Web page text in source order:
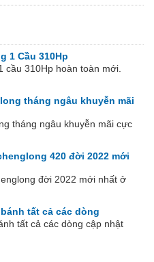
1 Cầu 310Hp
cầu 310Hp hoàn toàn mới.
tháng ngâu khuyễn mãi
tháng ngâu khuyễn mãi cực
420 đời 2022 mới
đời 2022 mới nhất ở
tất cả các dòng
tất cả các dòng cập nhật